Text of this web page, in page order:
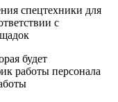
спецтехники для
с
будет
работы персонала